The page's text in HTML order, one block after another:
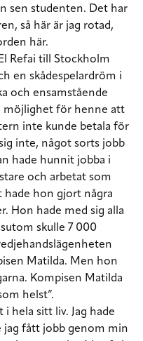
sen studenten. Det har
så här är jag rotad,
här.
Refai till Stockholm
en skådespelardröm i
och ensamstående
möjlighet för henne att
inte kunde betala för
inte, något sorts jobb
hade hunnit jobba i
och arbetat som
hade hon gjort några
Hon hade med sig alla
skulle 7 000
Matilda. Men hon
Kompisen Matilda
helst”.
hela sitt liv. Jag hade
jag fått jobb genom min